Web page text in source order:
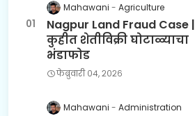
Mahawani Agriculture
Nagpur Land Fraud Case |
कुहीत शेतीविक्री घोटाळ्याचा
भंडाफोड
फेब्रुवारी ०४, २०२६
Mahawani Administration